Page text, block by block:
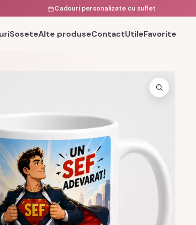
Cadouri personalizate cu suflet
SoseteAlte produseContactUtileFavorite